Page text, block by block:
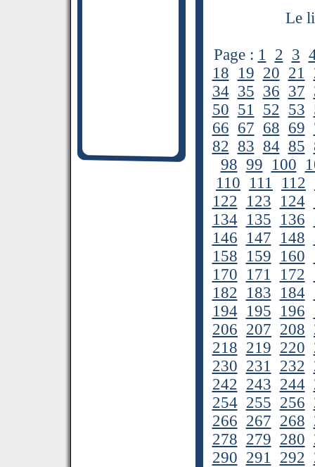
Le
Page : 1 2 3
18 19 20 21
34 35 36 37
50 51 52 53
66 67 68 69
82 83 84 85
98 99 100
110 111 112
122 123 124
134 135 136
146 147 148
158 159 160
170 171 172
182 183 184
194 195 196
206 207 208
218 219 220
230 231 232
242 243 244
254 255 256
266 267 268
278 279 280
290 291 292